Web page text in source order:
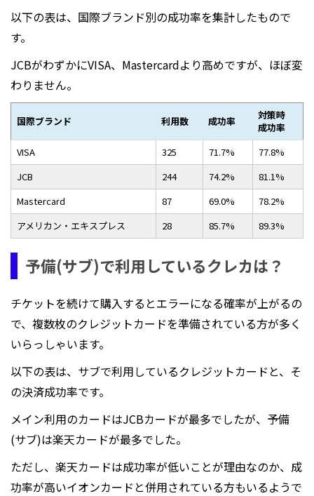
以下の表は、国際ブランド別の成功率を集計したもので
す。
JCBがわずかにVISA、Mastercardより高めですが、ほぼ変
わりません。
国際ブランド 利用数 成功率
対策時
成功率
VISA
325 71.7%
77.8%
JCB
244 74.2%
81.1%
Mastercard
87 69.0%
78.2%
アメリカン・エキスプレス
28 85.7% 89.3%
予備(サブ)で利用しているクレカは？
チケットを続けて購入するとエラーになる確率が上がるの
で、複数枚のクレジットカードを準備されている方が多く
いらっしゃいます。
以下の表は、サブで利用しているクレジットカードと、そ
の決済成功率です。
メイン利用のカードはJCBカードが最多でしたが、予備
(サブ)は楽天カードが最多でした。
ただし、楽天カードは成功率が低いことが理由なのか、成
功率が高いイオンカードと併用されている方もいるようで